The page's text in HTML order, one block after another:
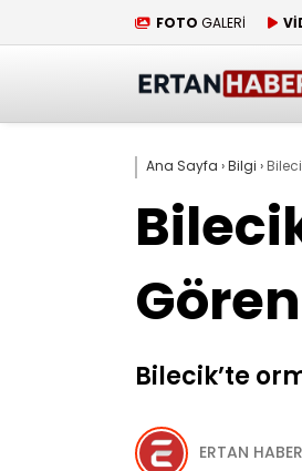
FOTO GALERİ
Ana Sayfa ›Bilgi ›
Bilecik’te
ERTAN HABER